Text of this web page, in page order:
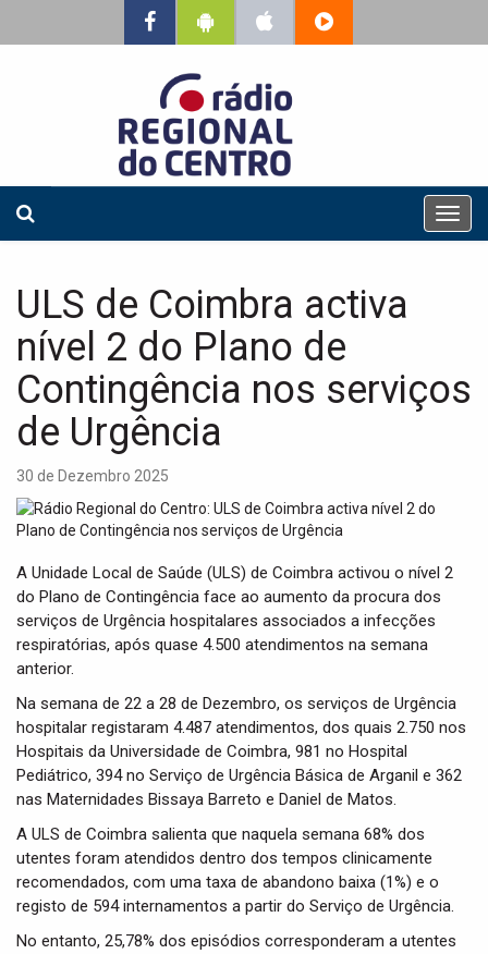
T
o
v
ULS de Coimbra activa
nível 2 do Plano de
Contingência nos serviços
de Urgência
30 de Dezembro 2025
A Unidade Local de Saúde (ULS) de Coimbra activou o nível 2
do Plano de Contingência face ao aumento da procura dos
serviços de Urgência hospitalares associados a infecções
respiratórias, após quase 4.500 atendimentos na semana
anterior.
Na semana de 22 a 28 de Dezembro, os serviços de Urgência
hospitalar registaram 4.487 atendimentos, dos quais 2.750 nos
Hospitais da Universidade de Coimbra, 981 no Hospital
Pediátrico, 394 no Serviço de Urgência Básica de Arganil e 362
nas Maternidades Bissaya Barreto e Daniel de Matos.
A ULS de Coimbra salienta que naquela semana 68% dos
utentes foram atendidos dentro dos tempos clinicamente
recomendados, com uma taxa de abandono baixa (1%) e o
registo de 594 internamentos a partir do Serviço de Urgência.
No entanto, 25,78% dos episódios corresponderam a utentes